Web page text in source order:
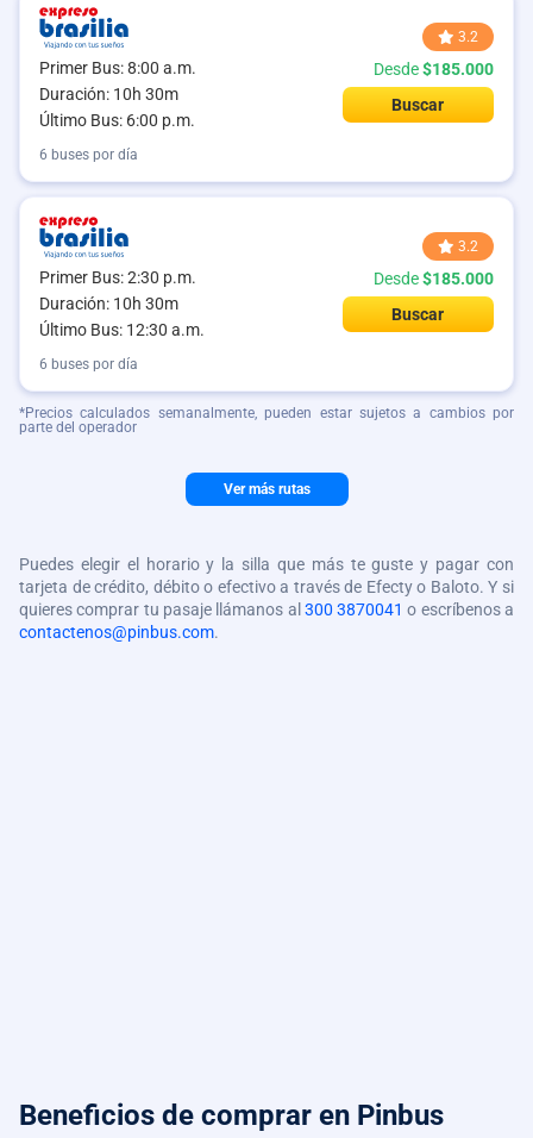
Primer Bus: 8:00 a.m.
Duración: 10h 30m
Último Bus: 6:00 p.m.
3.2
Desde$185.000
Buscar
6 buses por día
Primer Bus: 2:30 p.m.
Duración: 10h 30m
Último Bus: 12:30 a.m.
3.2
Desde$185.000
Buscar
6 buses por día
*Precios calculados semanalmente, pueden estar sujetos a cambios por
parte del operador
Ver más rutas
Puedes elegir el horario y la silla que más te guste y pagar con
tarjeta de crédito, débito o efectivo a través de Efecty o Baloto. Y si
quieres comprar tu pasaje llámanos al 300 3870041 o escríbenos a
contactenos@pinbus.com.
Beneficios de comprar en Pinbus